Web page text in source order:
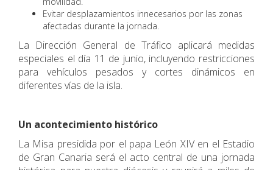
Evitar desplazamientos innecesarios por las zonas
afectadas durante la jornada.
La Dirección General de Tráfico aplicará medidas
especiales el día 11 de junio, incluyendo restricciones
para vehículos pesados y cortes dinámicos en
diferentes vías de la isla.
Un acontecimiento histórico
La Misa presidida por el papa León XIV en el Estadio
de Gran Canaria será el acto central de una jornada